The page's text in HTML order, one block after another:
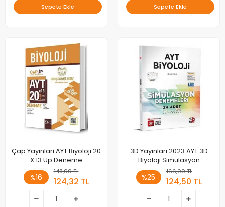
Sepete Ekle Sepete Ekle
Çap Yayınları AYT Biyoloji 20
X 13 Up Deneme
%16
148,00 TL
124,32 TL
3D Yayınları 2023 AYT 3D
Biyoloji Simülasyon
Denemeleri
%25
166,00 TL
124,50 TL